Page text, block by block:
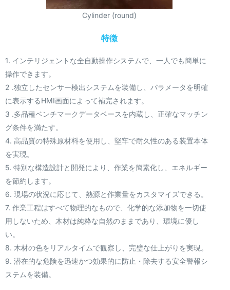
Cylinder (round)
特徴
1. インテリジェントな全自動操作システムで、一人でも簡単に
操作できます。
2 .独立したセンサー検出システムを装備し、パラメータを明確
に表示するHMI画面によって補完されます。
3 .多品種ベンチマークデータベースを内蔵し、正確なマッチン
グ条件を満たす。
4. 高品質の特殊原材料を使用し、堅牢で耐久性のある装置本体
を実現。
5. 特別な構造設計と開発により、作業を簡素化し、エネルギー
を節約します。
6. 現場の状況に応じて、熱源と作業量をカスタマイズできる。
7. 作業工程はすべて物理的なもので、化学的な添加物を一切使
用しないため、木材は純粋な自然のままであり、環境に優し
い。
8. 木材の色をリアルタイムで観察し、完璧な仕上がりを実現。
9. 潜在的な危険を迅速かつ効果的に防止・除去する安全警報シ
ステムを装備。